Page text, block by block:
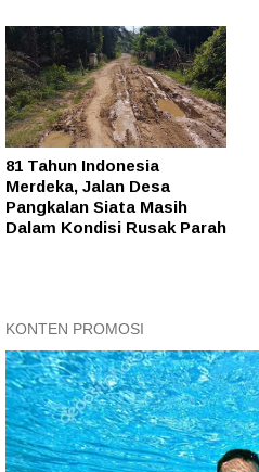
81 Tahun Indonesia
Merdeka, Jalan Desa
Pangkalan Siata Masih
Dalam Kondisi Rusak Parah